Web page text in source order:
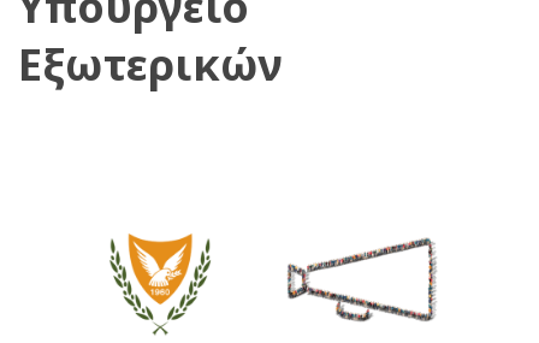
Εξωτερικών